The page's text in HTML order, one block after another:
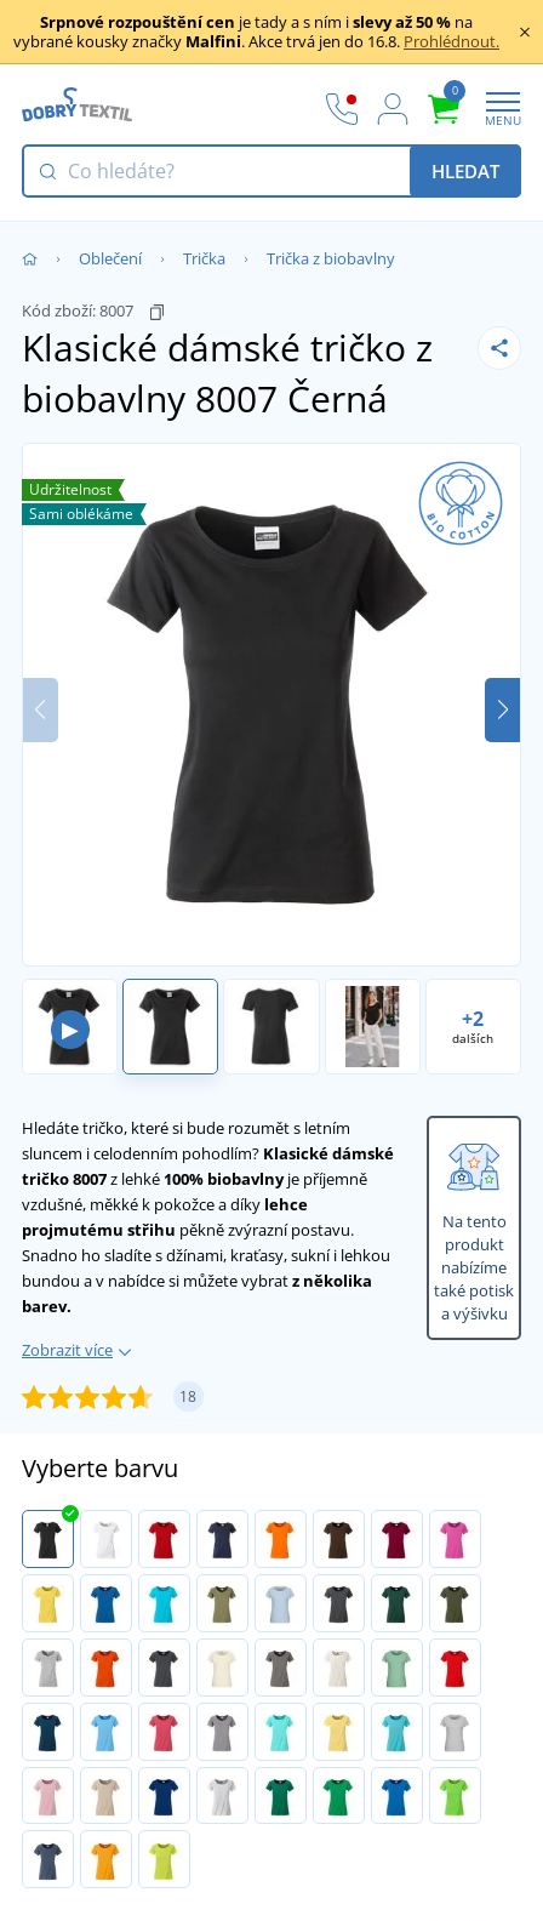
Srpnové rozpouštění cen je tady a s ním islevy až 50 % na
vybrané kousky značky Malfini. Akce trvá jen do 16.8. Prohlédnout.
0
MENU
HLEDAT
Oblečení Trička Trička z biobavlny
Kód zboží:8007
Klasické dámské tričko z
biobavlny 8007 Černá
▶ +2
dalších
Udržitelnost
Sami oblékáme
Hledáte tričko, které si bude rozumět s letním
sluncem i celodenním pohodlím? Klasické dámské
tričko 8007z lehké 100% biobavlnyje příjemně
vzdušné, měkké k pokožce a díky lehce
projmutému střihu pěkně zvýrazní postavu.
Snadno ho sladíte s džínami, kraťasy, sukní i lehkou
bundou a v nabídce si můžete vybratz několika
barev.
Zobrazit více
18
Na tento
produkt
nabízíme
také potisk
a výšivku
Vyberte barvu